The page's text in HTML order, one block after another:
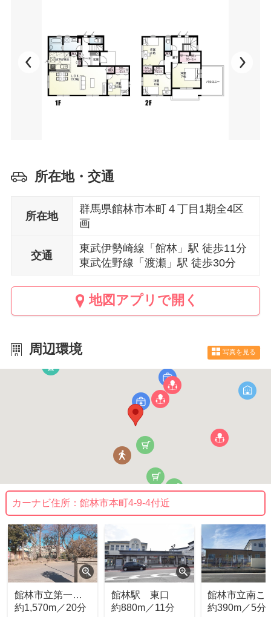
所在地・交通
所在地
群馬県館林市本町４丁目1期全4区
画
交通
東武伊勢崎線「館林」駅 徒歩11分
東武佐野線「渡瀬」駅 徒歩30分
地図アプリで開く
周辺環境 写真を見る
カーナビ住所： 館林市本町4-9-4付近
館林市立第一中
学校
約1,570m／20分
館林駅 東口
約880m／11分
館林市立南こ
も園
約390m／5分